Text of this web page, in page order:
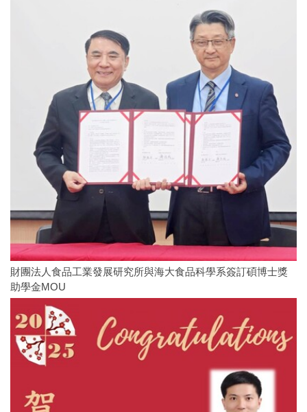
財團法人食品工業發展研究所與海大食品科學系簽訂碩博士獎
助學金MOU